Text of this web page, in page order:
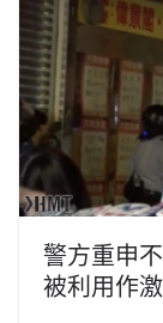
警方重申
被利用作